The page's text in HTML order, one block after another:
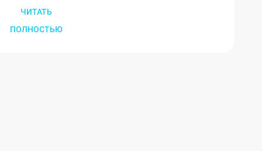
что позволяет создать оптимальные условия для
имеют интегрированный в их корпус балласт, что
ЧИТАТЬ
ПОЛНОСТЬЮ